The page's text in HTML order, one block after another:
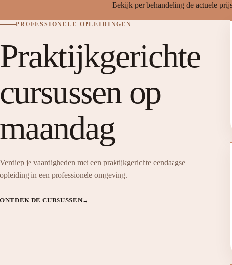
Bekijk per behandeling de actuele
PROFESSIONELE OPLEIDINGEN
Praktijkgerichte
cursussen op
maandag
Verdiep je vaardigheden met een praktijkgerichte eendaagse
opleiding in een professionele omgeving.
ONTDEK DE CURSUSSEN→